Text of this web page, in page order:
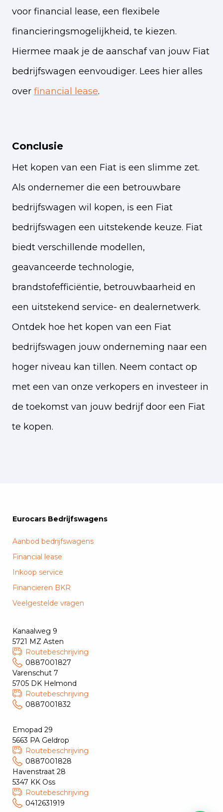
voor financial lease, een flexibele
financieringsmogelijkheid, te kiezen.
Hiermee maak je de aanschaf van jouw Fiat
bedrijfswagen eenvoudiger. Lees hier alles
over financial lease.
Conclusie
Het kopen van een Fiat is een slimme zet.
Als ondernemer die een betrouwbare
bedrijfswagen wil kopen, is een Fiat
bedrijfswagen een uitstekende keuze. Fiat
biedt verschillende modellen,
geavanceerde technologie,
brandstofefficiëntie, betrouwbaarheid en
een uitstekend service- en dealernetwerk.
Ontdek hoe het kopen van een Fiat
bedrijfswagen jouw onderneming naar een
hoger niveau kan tillen. Neem contact op
met een van onze verkopers en investeer in
de toekomst van jouw bedrijf door een Fiat
te kopen.
Eurocars Bedrijfswagens
Aanbod bedrijfswagens
Financial lease
Inkoop service
Financieren BKR
Veelgestelde vragen
Kanaalweg 9
5721 MZ Asten
Routebeschrijving
0887001827
Varenschut 7
5705 DK Helmond
Routebeschrijving
0887001832
Emopad 29
5663 PA Geldrop
Routebeschrijving
0887001828
Havenstraat 28
5347 KK Oss
Routebeschrijving
0412631919